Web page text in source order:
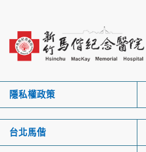
隱私權政策
台北馬偕